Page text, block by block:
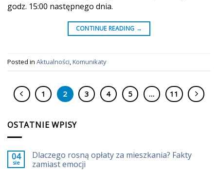
godz. 15:00 następnego dnia.
CONTINUE READING →
Posted in Aktualności,Komunikaty
1 2 3 4 5 … 11
OSTATNIE WPISY
04
sie
Dlaczego rosną opłaty za mieszkania? Fakty
zamiast emocji